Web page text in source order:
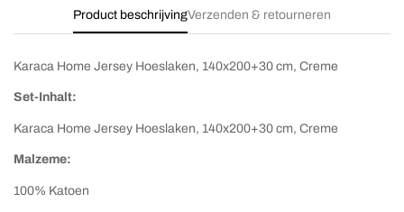
Product beschrijvingVerzenden & retourneren
Karaca Home Jersey Hoeslaken, 140x200+30 cm, Creme
Set-Inhalt:
Karaca Home Jersey Hoeslaken, 140x200+30 cm, Creme
Malzeme:
100% Katoen